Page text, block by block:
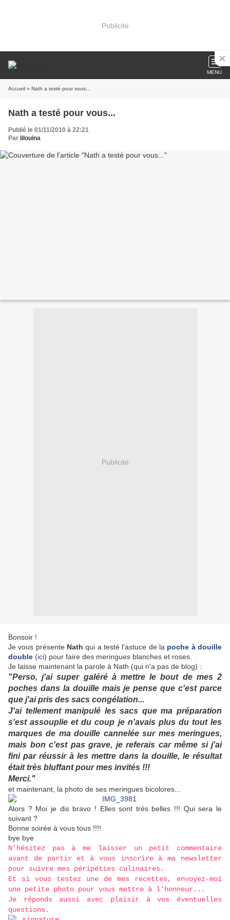
Publicité
MENU
Accueil » Nath a testé pour vous...
Nath a testé pour vous...
Publié le 01/11/2010 à 22:21
Par lilouina
Publicité
Bonsoir !
Je vous présente Nath qui a testé l'astuce de la poche à douille
double (ici) pour faire des meringues blanches et roses.
Je laisse maintenant la parole à Nath (qui n'a pas de blog) :
"Perso, j'ai super galéré à mettre le bout de mes 2
poches dans la douille mais je pense que c'est parce
que j'ai pris des sacs congélation...
J'ai tellement manipulé les sacs que ma préparation
s'est assouplie et du coup je n'avais plus du tout les
marques de ma douille cannelée sur mes meringues,
mais bon c'est pas grave, je referais car même si j'ai
fini par réussir à les mettre dans la douille, le résultat
était très bluffant pour mes invités !!!
Merci."
et maintenant, la photo de ses meringues bicolores...
Alors ? Moi je dis bravo ! Elles sont très belles !!! Qui sera le
suivant ?
Bonne soirée à vous tous !!!!
bye bye
N'hésitez pas à me laisser un petit commentaire
avant de partir et à vous inscrire à ma newsletter
pour suivre mes péripéties culinaires.
Et si vous testez une de mes recettes, envoyez-moi
une petite photo pour vous mettre à l'honneur...
Je réponds aussi avec plaisir à vos éventuelles
questions.